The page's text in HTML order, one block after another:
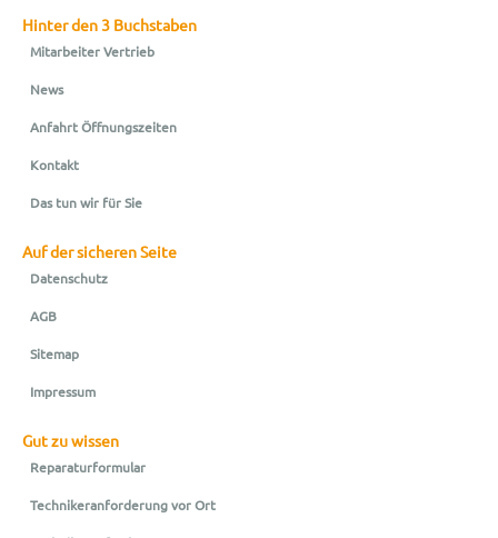
Hinter den 3 Buchstaben
Mitarbeiter Vertrieb
News
Anfahrt Öffnungszeiten
Kontakt
Das tun wir für Sie
Auf der sicheren Seite
Datenschutz
AGB
Sitemap
Impressum
Gut zu wissen
Reparaturformular
Technikeranforderung vor Ort